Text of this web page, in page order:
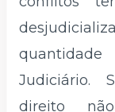
Judiciário.
direito